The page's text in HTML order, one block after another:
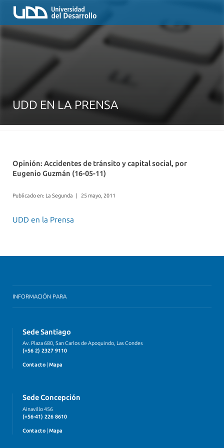
UDD EN LA PRENSA
Opinión: Accidentes de tránsito y capital social, por
Eugenio Guzmán (16-05-11)
Publicado en: La Segunda | 25 mayo, 2011
UDD en la Prensa
INFORMACIÓN PARA
Sede Santiago
Av. Plaza 680, San Carlos de Apoquindo, Las Condes
(+56 2) 2327 9110
Contacto Mapa
Sede Concepción
Ainavillo 456
(+56-41) 226 8610
Contacto | Mapa